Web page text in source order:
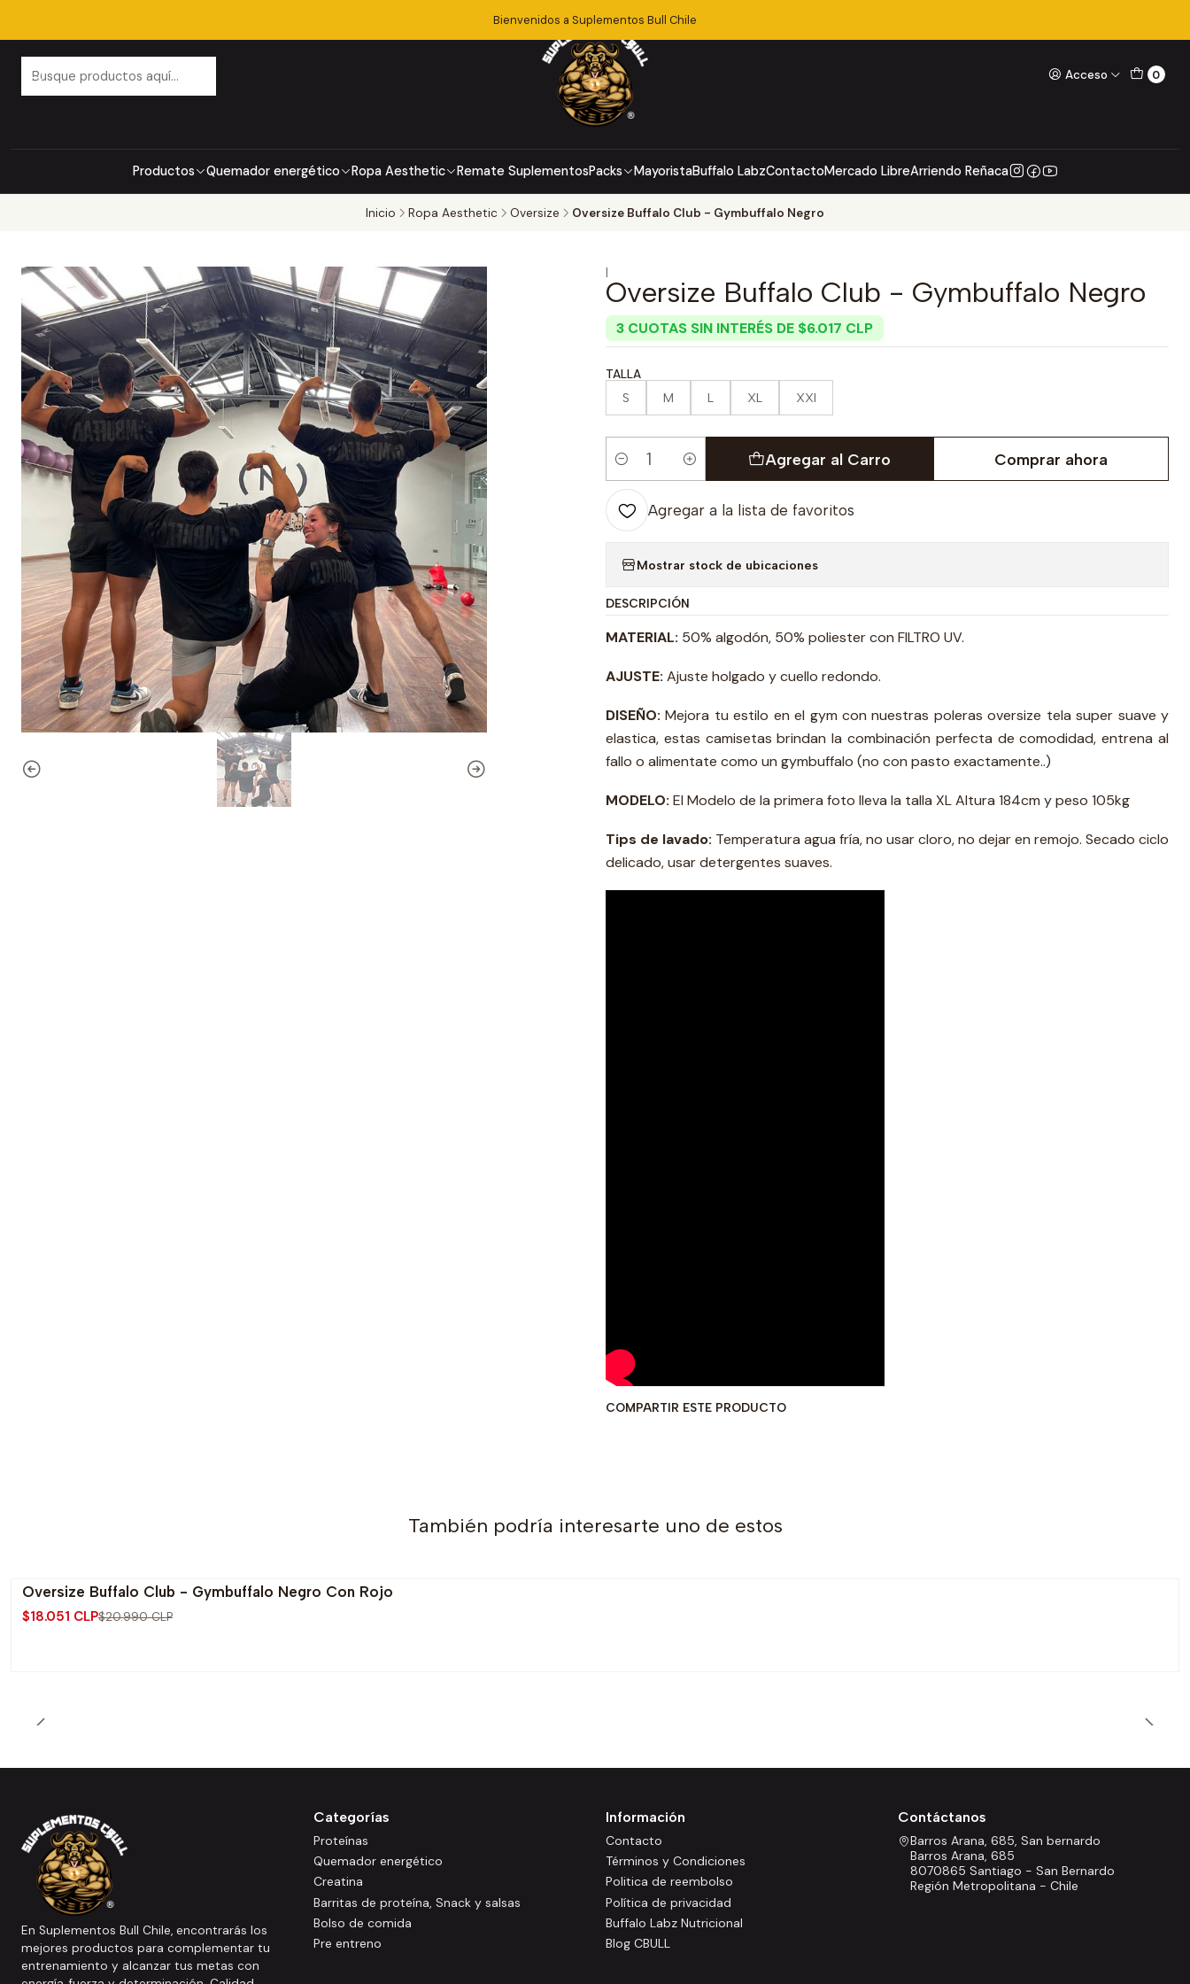
Acceso 0
Productos Quemador energético Ropa Aesthetic Remate SuplementosPacks MayoristaBuffalo LabzContactoMercado LibreArriendo Reñaca
Bienvenidos a Suplementos Bull Chile
Inicio Ropa Aesthetic Oversize Oversize Buffalo Club - Gymbuffalo Negro
|
Oversize Buffalo Club - Gymbuffalo Negro
3 CUOTAS SIN INTERÉS DE $6.017 CLP
TALLA
S M L XL XXl
Cantidad
Agregar al Carro Comprar ahora
Agregar a la lista de favoritos
Mostrar stock de ubicaciones
DESCRIPCIÓN
MATERIAL: 50% algodón, 50% poliester con FILTRO UV.
AJUSTE: Ajuste holgado y cuello redondo.
DISEÑO: Mejora tu estilo en el gym con nuestras poleras oversize tela super suave y
elastica, estas camisetas brindan la combinación perfecta de comodidad, entrena al
fallo o alimentate como un gymbuffalo (no con pasto exactamente..)
MODELO: El Modelo de la primera foto lleva la talla XL Altura 184cm y peso 105kg
Tips de lavado: Temperatura agua fría, no usar cloro, no dejar en remojo. Secado ciclo
delicado, usar detergentes suaves.
COMPARTIR ESTE PRODUCTO
También podría interesarte uno de estos
-14% OFF
Oversize Buffalo Club - Gymbuffalo Negro Con Rojo
$18.051 CLP$20.990 CLP
En Suplementos Bull Chile, encontrarás los
mejores productos para complementar tu
entrenamiento y alcanzar tus metas con
Categorías
Proteínas
Quemador energético
Creatina
Barritas de proteína, Snack y salsas
Bolso de comida
Pre entreno
Información
Contacto
Términos y Condiciones
Politica de reembolso
Política de privacidad
Buffalo Labz Nutricional
Blog CBULL
Contáctanos
Barros Arana, 685, San bernardo
Barros Arana, 685
8070865 Santiago - San Bernardo
Región Metropolitana - Chile